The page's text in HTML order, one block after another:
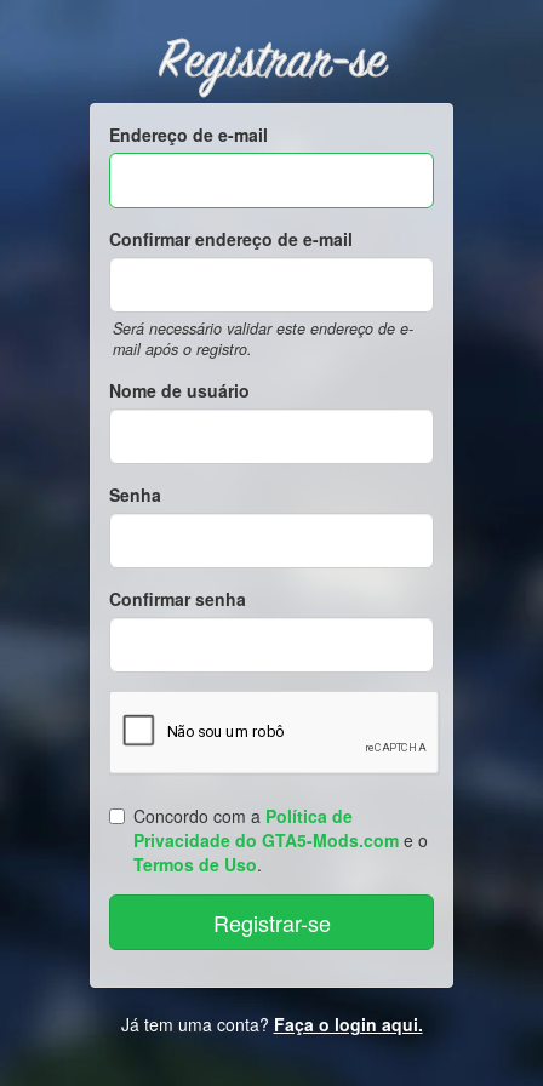
Registrar-se
Endereço de e-mail
Confirmar endereço de e-mail
Será necessário validar este endereço de e-
mail após o registro.
Nome de usuário
Senha
Confirmar senha
Concordo com a Política de
Privacidade do GTA5-Mods.com e o
Termos de Uso.
Já tem uma conta? Faça o login aqui.